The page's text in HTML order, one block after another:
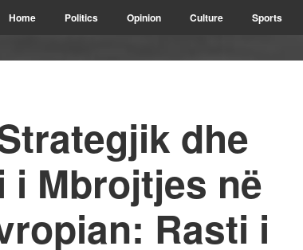
Home Politics Opinion Culture Sports
dhe
Mbrojtjes në
Rasti i